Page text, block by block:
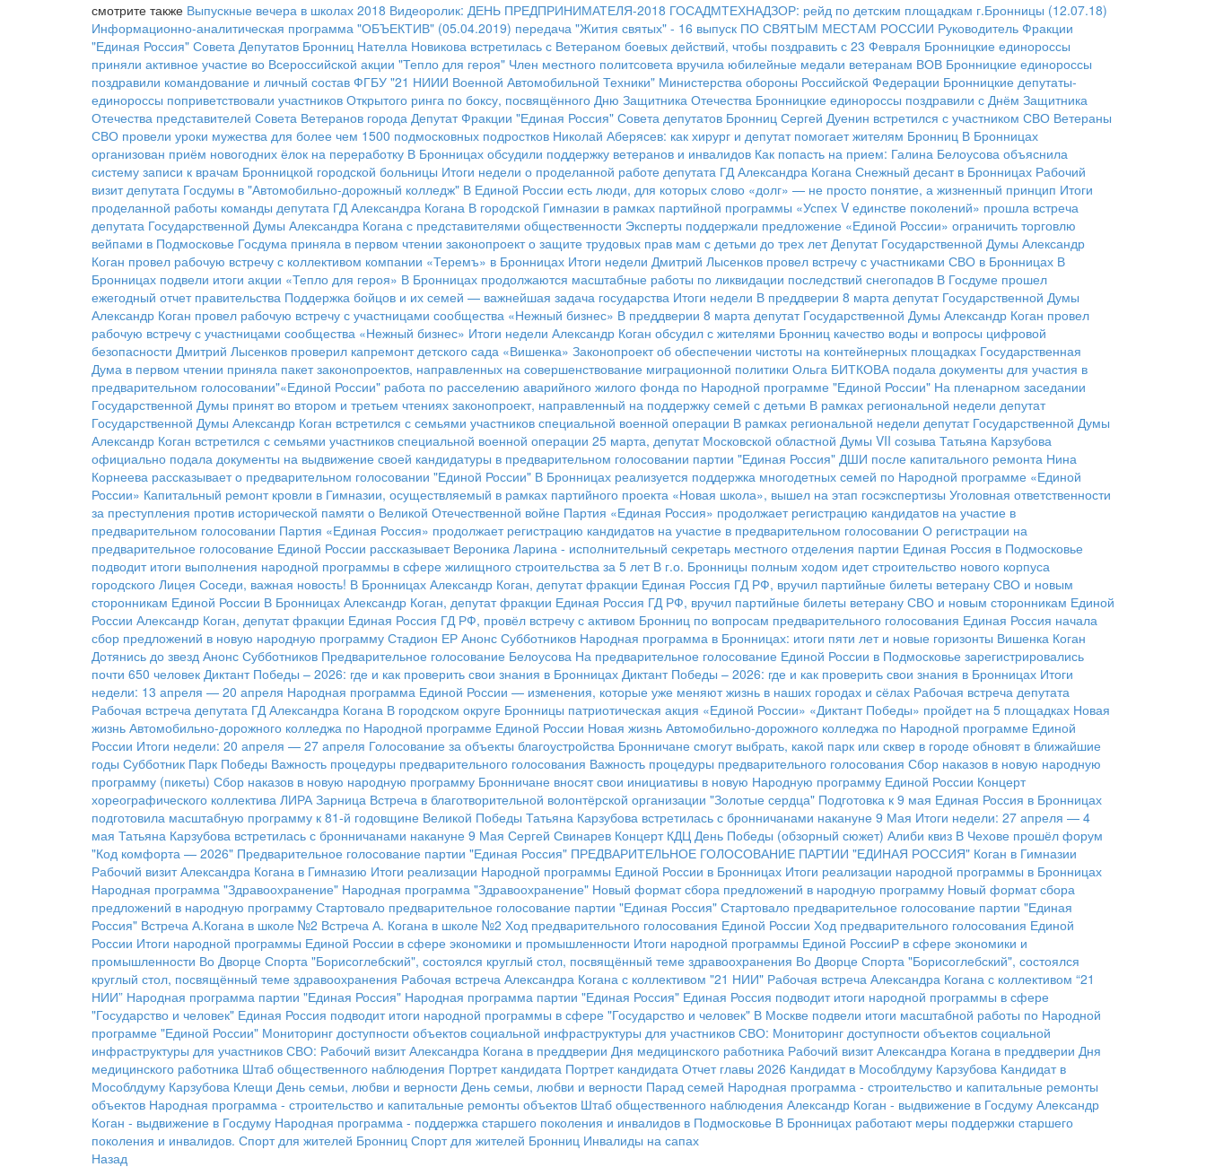
смотрите также Выпускные вечера в школах 2018 Видеоролик: ДЕНЬ ПРЕДПРИНИМАТЕЛЯ-2018 ГОСАДМТЕХНАДЗОР: рейд по детским площадкам г.Бронницы (12.07.18)
Информационно-аналитическая программа "ОБЪЕКТИВ" (05.04.2019) передача "Жития святых" - 16 выпуск ПО СВЯТЫМ МЕСТАМ РОССИИ Руководитель Фракции
"Единая Россия" Совета Депутатов Бронниц Нателла Новикова встретилась с Ветераном боевых действий, чтобы поздравить с 23 Февраля Бронницкие единороссы
приняли активное участие во Всероссийской акции "Тепло для героя" Член местного политсовета вручила юбилейные медали ветеранам ВОВ Бронницкие единороссы
поздравили командование и личный состав ФГБУ "21 НИИИ Военной Автомобильной Техники" Министерства обороны Российской Федерации Бронницкие депутаты-
единороссы поприветствовали участников Открытого ринга по боксу, посвящённого Дню Защитника Отечества Бронницкие единороссы поздравили с Днём Защитника
Отечества представителей Совета Ветеранов города Депутат Фракции "Единая Россия" Совета депутатов Бронниц Сергей Дуенин встретился с участником СВО Ветераны
СВО провели уроки мужества для более чем 1500 подмосковных подростков Николай Аберясев: как хирург и депутат помогает жителям Бронниц В Бронницах
организован приём новогодних ёлок на переработку В Бронницах обсудили поддержку ветеранов и инвалидов Как попасть на прием: Галина Белоусова объяснила
систему записи к врачам Бронницкой городской больницы Итоги недели о проделанной работе депутата ГД Александра Когана Снежный десант в Бронницах Рабочий
визит депутата Госдумы в "Автомобильно-дорожный колледж" В Единой России есть люди, для которых слово «долг» — не просто понятие, а жизненный принцип Итоги
проделанной работы команды депутата ГД Александра Когана В городской Гимназии в рамках партийной программы «Успех V единстве поколений» прошла встреча
депутата Государственной Думы Александра Когана с представителями общественности Эксперты поддержали предложение «Единой России» ограничить торговлю
вейпами в Подмосковье Госдума приняла в первом чтении законопроект о защите трудовых прав мам с детьми до трех лет Депутат Государственной Думы Александр
Коган провел рабочую встречу с коллективом компании «Теремъ» в Бронницах Итоги недели Дмитрий Лысенков провел встречу с участниками СВО в Бронницах В
Бронницах подвели итоги акции «Тепло для героя» В Бронницах продолжаются масштабные работы по ликвидации последствий снегопадов В Госдуме прошел
ежегодный отчет правительства Поддержка бойцов и их семей — важнейшая задача государства Итоги недели В преддверии 8 марта депутат Государственной Думы
Александр Коган провел рабочую встречу с участницами сообщества «Нежный бизнес» В преддверии 8 марта депутат Государственной Думы Александр Коган провел
рабочую встречу с участницами сообщества «Нежный бизнес» Итоги недели Александр Коган обсудил с жителями Бронниц качество воды и вопросы цифровой
безопасности Дмитрий Лысенков проверил капремонт детского сада «Вишенка» Законопроект об обеспечении чистоты на контейнерных площадках Государственная
Дума в первом чтении приняла пакет законопроектов, направленных на совершенствование миграционной политики Ольга БИТКОВА подала документы для участия в
предварительном голосовании"«Единой России" работа по расселению аварийного жилого фонда по Народной программе "Единой России" На пленарном заседании
Государственной Думы принят во втором и третьем чтениях законопроект, направленный на поддержку семей с детьми В рамках региональной недели депутат
Государственной Думы Александр Коган встретился с семьями участников специальной военной операции В рамках региональной недели депутат Государственной Думы
Александр Коган встретился с семьями участников специальной военной операции 25 марта, депутат Московской областной Думы VII созыва Татьяна Карзубова
официально подала документы на выдвижение своей кандидатуры в предварительном голосовании партии "Единая Россия" ДШИ после капитального ремонта Нина
Корнеева рассказывает о предварительном голосовании "Единой России" В Бронницах реализуется поддержка многодетных семей по Народной программе «Единой
России» Капитальный ремонт кровли в Гимназии, осуществляемый в рамках партийного проекта «Новая школа», вышел на этап госэкспертизы Уголовная ответственности
за преступления против исторической памяти о Великой Отечественной войне Партия «Единая Россия» продолжает регистрацию кандидатов на участие в
предварительном голосовании Партия «Единая Россия» продолжает регистрацию кандидатов на участие в предварительном голосовании О регистрации на
предварительное голосование Единой России рассказывает Вероника Ларина - исполнительный секретарь местного отделения партии Единая Россия в Подмосковье
подводит итоги выполнения народной программы в сфере жилищного строительства за 5 лет В г.о. Бронницы полным ходом идет строительство нового корпуса
городского Лицея Соседи, важная новость! В Бронницах Александр Коган, депутат фракции Единая Россия ГД РФ, вручил партийные билеты ветерану СВО и новым
сторонникам Единой России В Бронницах Александр Коган, депутат фракции Единая Россия ГД РФ, вручил партийные билеты ветерану СВО и новым сторонникам Единой
России Александр Коган, депутат фракции Единая Россия ГД РФ, провёл встречу с активом Бронниц по вопросам предварительного голосования Единая Россия начала
сбор предложений в новую народную программу Стадион ЕР Анонс Субботников Народная программа в Бронницах: итоги пяти лет и новые горизонты Вишенка Коган
Дотянись до звезд Анонс Субботников Предварительное голосование Белоусова На предварительное голосование Единой России в Подмосковье зарегистрировались
почти 650 человек Диктант Победы – 2026: где и как проверить свои знания в Бронницах Диктант Победы – 2026: где и как проверить свои знания в Бронницах Итоги
недели: 13 апреля — 20 апреля Народная программа Единой России — изменения, которые уже меняют жизнь в наших городах и сёлах Рабочая встреча депутата
Рабочая встреча депутата ГД Александра Когана В городском округе Бронницы патриотическая акция «Единой России» «Диктант Победы» пройдет на 5 площадках Новая
жизнь Автомобильно-дорожного колледжа по Народной программе Единой России Новая жизнь Автомобильно-дорожного колледжа по Народной программе Единой
России Итоги недели: 20 апреля — 27 апреля Голосование за объекты благоустройства Бронничане смогут выбрать, какой парк или сквер в городе обновят в ближайшие
годы Субботник Парк Победы Важность процедуры предварительного голосования Важность процедуры предварительного голосования Сбор наказов в новую народную
программу (пикеты) Сбор наказов в новую народную программу Бронничане вносят свои инициативы в новую Народную программу Единой России Концерт
хореографического коллектива ЛИРА Зарница Встреча в благотворительной волонтёрской организации "Золотые сердца" Подготовка к 9 мая Единая Россия в Бронницах
подготовила масштабную программу к 81-й годовщине Великой Победы Татьяна Карзубова встретилась с бронничанами накануне 9 Мая Итоги недели: 27 апреля — 4
мая Татьяна Карзубова встретилась с бронничанами накануне 9 Мая Сергей Свинарев Концерт КДЦ День Победы (обзорный сюжет) Алиби квиз В Чехове прошёл форум
"Код комфорта — 2026" Предварительное голосование партии "Единая Россия" ПРЕДВАРИТЕЛЬНОЕ ГОЛОСОВАНИЕ ПАРТИИ "ЕДИНАЯ РОССИЯ" Коган в Гимназии
Рабочий визит Александра Когана в Гимназию Итоги реализации Народной программы Единой России в Бронницах Итоги реализации народной программы в Бронницах
Народная программа "Здравоохранение" Народная программа "Здравоохранение" Новый формат сбора предложений в народную программу Новый формат сбора
предложений в народную программу Стартовало предварительное голосование партии "Единая Россия" Стартовало предварительное голосование партии "Единая
Россия" Встреча А.Когана в школе №2 Встреча А. Когана в школе №2 Ход предварительного голосования Единой России Ход предварительного голосования Единой
России Итоги народной программы Единой России в сфере экономики и промышленности Итоги народной программы Единой РоссииР в сфере экономики и
промышленности Во Дворце Спорта "Борисоглебский", состоялся круглый стол, посвящённый теме здравоохранения Во Дворце Спорта "Борисоглебский", состоялся
круглый стол, посвящённый теме здравоохранения Рабочая встреча Александра Когана с коллективом "21 НИИ" Рабочая встреча Александра Когана с коллективом “21
НИИ” Народная программа партии "Единая Россия" Народная программа партии "Единая Россия" Единая Россия подводит итоги народной программы в сфере
"Государство и человек" Единая Россия подводит итоги народной программы в сфере "Государство и человек" В Москве подвели итоги масштабной работы по Народной
программе "Единой России" Мониторинг доступности объектов социальной инфраструктуры для участников СВО: Мониторинг доступности объектов социальной
инфраструктуры для участников СВО: Рабочий визит Александра Когана в преддверии Дня медицинского работника Рабочий визит Александра Когана в преддверии Дня
медицинского работника Штаб общественного наблюдения Портрет кандидата Портрет кандидата Отчет главы 2026 Кандидат в Мособлдуму Карзубова Кандидат в
Мособлдуму Карзубова Клещи День семьи, любви и верности День семьи, любви и верности Парад семей Народная программа - строительство и капитальные ремонты
объектов Народная программа - строительство и капитальные ремонты объектов Штаб общественного наблюдения Александр Коган - выдвижение в Госдуму Александр
Коган - выдвижение в Госдуму Народная программа - поддержка старшего поколения и инвалидов в Подмосковье В Бронницах работают меры поддержки старшего
поколения и инвалидов. Спорт для жителей Бронниц Спорт для жителей Бронниц Инвалиды на сапах
Назад